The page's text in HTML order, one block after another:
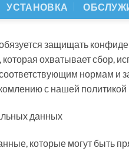
УСТАНОВКА
защищать
охватывает сбор,
нормам и
с нашей
данных
которые могут быть